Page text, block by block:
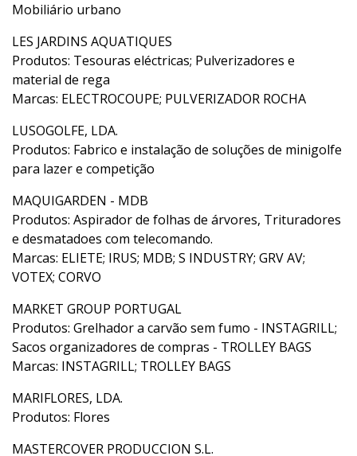
Mobiliário urbano
LES JARDINS AQUATIQUES
Produtos: Tesouras eléctricas; Pulverizadores e
material de rega
Marcas: ELECTROCOUPE; PULVERIZADOR ROCHA
LUSOGOLFE, LDA.
Produtos: Fabrico e instalação de soluções de minigolfe
para lazer e competição
MAQUIGARDEN - MDB
Produtos: Aspirador de folhas de árvores, Trituradores
e desmatadoes com telecomando.
Marcas: ELIETE; IRUS; MDB; S INDUSTRY; GRV AV;
VOTEX; CORVO
MARKET GROUP PORTUGAL
Produtos: Grelhador a carvão sem fumo - INSTAGRILL;
Sacos organizadores de compras - TROLLEY BAGS
Marcas: INSTAGRILL; TROLLEY BAGS
MARIFLORES, LDA.
Produtos: Flores
MASTERCOVER PRODUCCION S.L.